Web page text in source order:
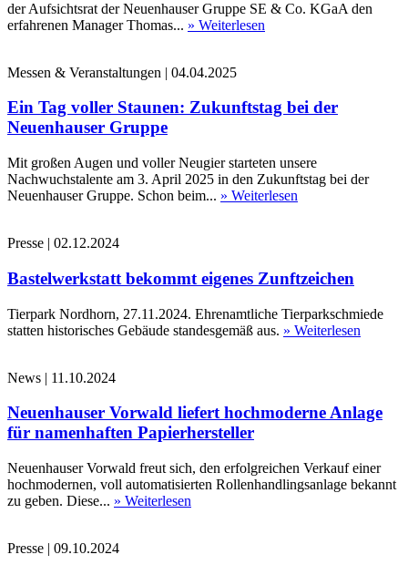
der Aufsichtsrat der Neuenhauser Gruppe SE & Co. KGaA den
erfahrenen Manager Thomas... » Weiterlesen
Messen & Veranstaltungen | 04.04.2025
Ein Tag voller Staunen: Zukunftstag bei der
Neuenhauser Gruppe
Mit großen Augen und voller Neugier starteten unsere
Nachwuchstalente am 3. April 2025 in den Zukunftstag bei der
Neuenhauser Gruppe. Schon beim... » Weiterlesen
Presse | 02.12.2024
Bastelwerkstatt bekommt eigenes Zunftzeichen
Tierpark Nordhorn, 27.11.2024. Ehrenamtliche Tierparkschmiede
statten historisches Gebäude standesgemäß aus. » Weiterlesen
News | 11.10.2024
Neuenhauser Vorwald liefert hochmoderne Anlage
für namenhaften Papierhersteller
Neuenhauser Vorwald freut sich, den erfolgreichen Verkauf einer
hochmodernen, voll automatisierten Rollenhandlingsanlage bekannt
zu geben. Diese... » Weiterlesen
Presse | 09.10.2024